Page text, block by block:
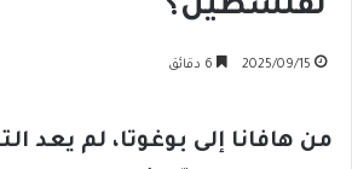
لفلسطين؟
2025/09/15
من هافانا إلى بوغوتا، لم يعد